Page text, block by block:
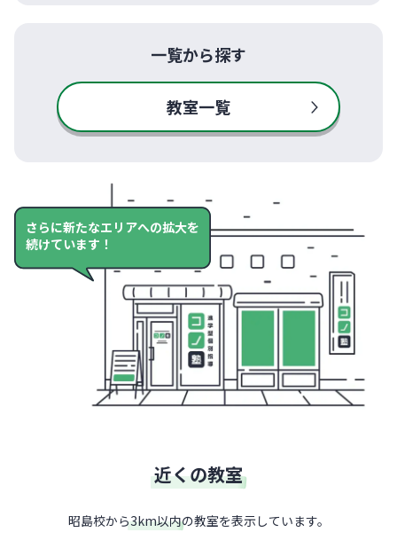
一覧から探す
教室一覧
さらに新たなエリアへの拡大を
続けています！
近くの教室
昭島校から3km以内の教室を表示しています。